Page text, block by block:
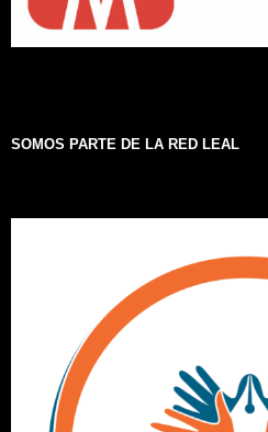
SOMOS PARTE DE LA RED LEAL